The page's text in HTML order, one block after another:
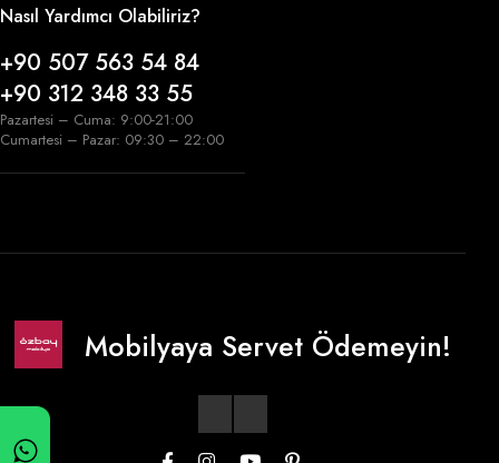
Nasıl Yardımcı Olabiliriz?
+90 507 563 54 84
+90 312 348 33 55
Pazartesi – Cuma: 9:00-21:00
Cumartesi – Pazar: 09:30 – 22:00
Mobilyaya Servet Ödemeyin!